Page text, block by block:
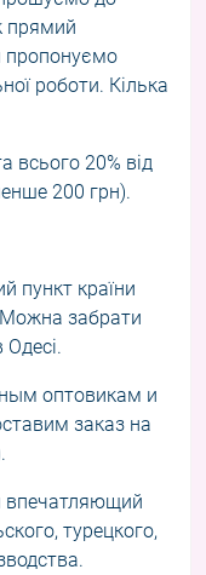
прямий
пропонуємо
роботи. Кілька
всього 20% від
200 грн).
пункт країни
забрати
оптовикам и
заказ на
впечатляющий
турецкого,